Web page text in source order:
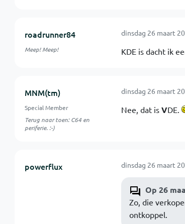
roadrunner84
Meep! Meep!
dinsdag 26 maart
KDE is dacht ik
MNM(tm)
Special Member
Terug naar toen: C64 en
periferie. :-)
dinsdag 26 maart
Nee, dat is VDE.
powerflux dinsdag 26 maart
Op 26
Zo, die
ontkoppel.